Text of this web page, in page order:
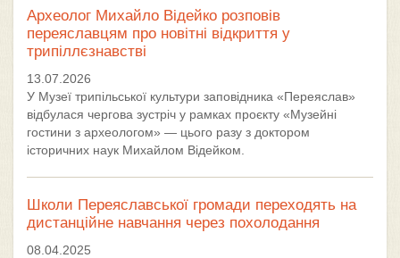
Археолог Михайло Відейко розповів
переяславцям про новітні відкриття у
трипіллєзнавстві
13.07.2026
У Музеї трипільської культури заповідника «Переяслав»
відбулася чергова зустріч у рамках проєкту «Музейні
гостини з археологом» — цього разу з доктором
історичних наук Михайлом Відейком.
Школи Переяславської громади переходять на
дистанційне навчання через похолодання
08.04.2025